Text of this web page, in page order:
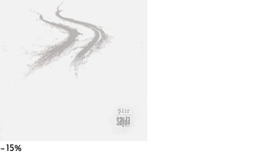
−15%